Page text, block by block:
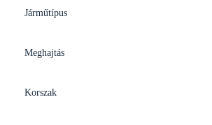
Járműtípus
Meghajtás
Korszak